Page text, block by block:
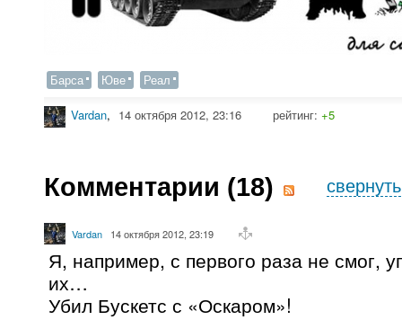
Барса Юве Реал
Vardan, 14 октября 2012, 23:16 рейтинг: +5
Комментарии (18) свернуть
Vardan 14 октября 2012, 23:19
Я, например, с первого раза не смог,
их…
Убил Бускетс с «Оскаром»!